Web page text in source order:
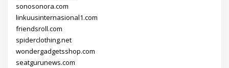
sonosonora.com
linkuusinternasional1.com
friendsroll.com
spiderclothing.net
wondergadgetsshop.com
seatgurunews.com